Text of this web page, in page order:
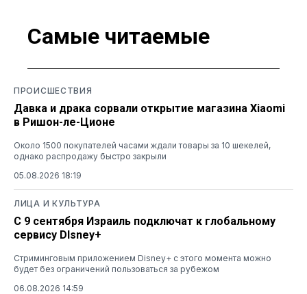
Самые читаемые
ПРОИСШЕСТВИЯ
Давка и драка сорвали открытие магазина Xiaomi
в Ришон-ле-Ционе
Около 1500 покупателей часами ждали товары за 10 шекелей,
однако распродажу быстро закрыли
05.08.2026 18:19
ЛИЦА И КУЛЬТУРА
С 9 сентября Израиль подключат к глобальному
сервису DIsney+
Стриминговым приложением Disney+ с этого момента можно
будет без ограничений пользоваться за рубежом
06.08.2026 14:59